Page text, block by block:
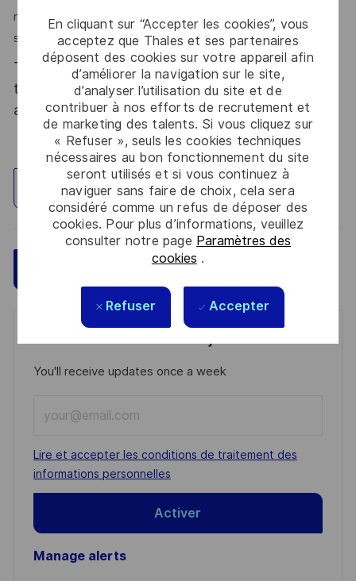
En cliquant sur “Accepter les cookies”, vous
acceptez que Thales et ses partenaires
déposent des cookies sur votre appareil afin
d’améliorer la navigation sur le site,
d’analyser l’utilisation du site et de
contribuer à nos efforts de recrutement et
de marketing des talents. Si vous cliquez sur
« Refuser », seuls les cookies techniques
nécessaires au bon fonctionnement du site
seront utilisés et si vous continuez à
naviguer sans faire de choix, cela sera
considéré comme un refus de déposer des
cookies. Pour plus d’informations, veuillez
consulter notre page Paramètres des
cookies .
Refuser Accepter
relevant des défis liés à des contraintes matérielles
strictes.
Thales, entreprise Handi-Engagée, reconnait
tous les talents. La diversité est notre meilleur
atout. Postulez et rejoignez nous !
Explorez un site
Postulez maintenant
You'll receive updates once a week
Email
address
(Required)
Required
Lire et accepter les conditions de traitement des
informations personnelles
Activer
Manage alerts